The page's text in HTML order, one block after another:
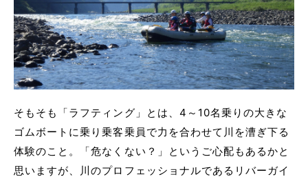
そもそも「ラフティング」とは、4～10名乗りの大きな
ゴムボートに乗り乗客乗員で力を合わせて川を漕ぎ下る
体験のこと。「危なくない？」というご心配もあるかと
思いますが、川のプロフェッショナルであるリバーガイ